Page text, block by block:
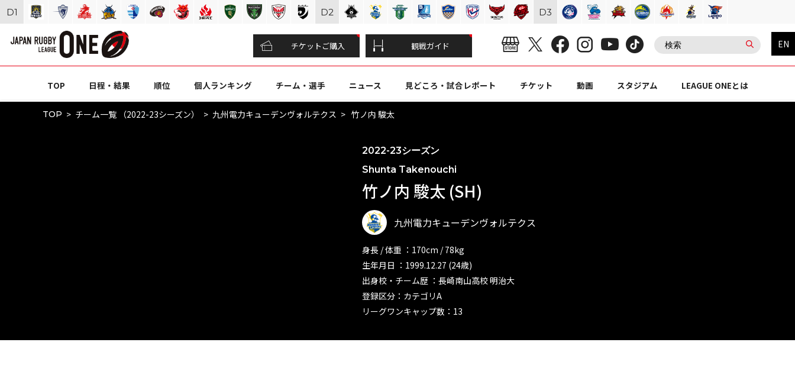
チケットご購入 観戦ガイド EN
TOP 日程・結果 順位 個人ランキング チーム・選手 ニュース 見どころ・試合レポート チケット 動画 スタジアム LEAGUE ONEとは
TOP チーム一覧 （2022-23シーズン） 九州電力キューデンヴォルテクス 竹ノ内 駿太
2022-23シーズン
Shunta Takenouchi
竹ノ内 駿太 (SH)
九州電力キューデンヴォルテクス
身長 / 体重 ：170cm / 78kg
生年月日 ：1999.12.27 (24歳)
出身校・チーム歴 ：長崎南山高校 明治大
登録区分：カテゴリA
リーグワンキャップ数：13
D1 D2 D3